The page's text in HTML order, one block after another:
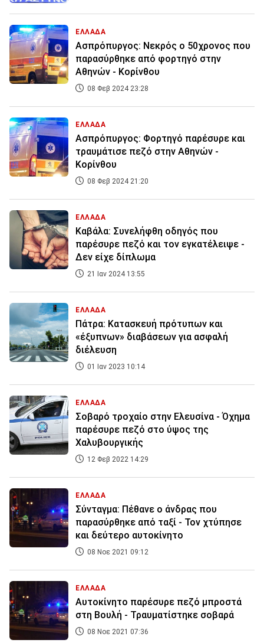
ΕΛΛΑΔΑ
Ασπρόπυργος: Νεκρός ο 50χρονος που
παρασύρθηκε από φορτηγό στην
Αθηνών - Κορίνθου
08 Φεβ 2024 23:28
ΕΛΛΑΔΑ
Ασπρόπυργος: Φορτηγό παρέσυρε και
τραυμάτισε πεζό στην Αθηνών -
Κορίνθου
08 Φεβ 2024 21:20
ΕΛΛΑΔΑ
Καβάλα: Συνελήφθη οδηγός που
παρέσυρε πεζό και τον εγκατέλειψε -
Δεν είχε δίπλωμα
21 Ιαν 2024 13:55
ΕΛΛΑΔΑ
Πάτρα: Κατασκευή πρότυπων και
«έξυπνων» διαβάσεων για ασφαλή
διέλευση
01 Ιαν 2023 10:14
ΕΛΛΑΔΑ
Σοβαρό τροχαίο στην Ελευσίνα - Όχημα
παρέσυρε πεζό στο ύψος της
Χαλυβουργικής
12 Φεβ 2022 14:29
ΕΛΛΑΔΑ
Σύνταγμα: Πέθανε ο άνδρας που
παρασύρθηκε από ταξί - Τον χτύπησε
και δεύτερο αυτοκίνητο
08 Νοε 2021 09:12
ΕΛΛΑΔΑ
Αυτοκίνητο παρέσυρε πεζό μπροστά
στη Βουλή - Τραυματίστηκε σοβαρά
08 Νοε 2021 07:36